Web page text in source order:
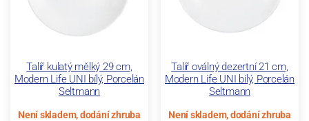
Talíř kulatý mělký 29 cm,
Modern Life UNI bílý, Porcelán
Seltmann
Není skladem, dodání zhruba
Talíř oválný dezertní 21 cm,
Modern Life UNI bílý, Porcelán
Seltmann
Není skladem, dodání zhruba